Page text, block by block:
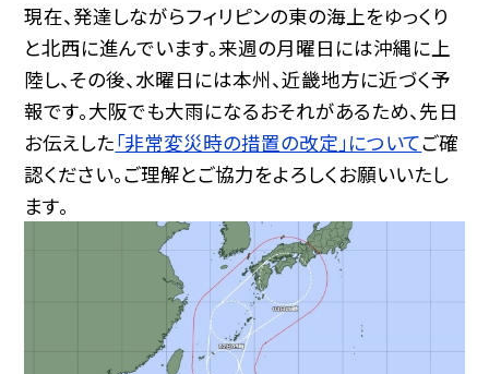
現在、発達しながらフィリピンの東の海上をゆっくり
と北西に進んでいます。来週の月曜日には沖縄に上
陸し、その後、水曜日には本州、近畿地方に近づく予
報です。大阪でも大雨になるおそれがあるため、先日
お伝えした「非常変災時の措置の改定」についてご確
認ください。ご理解とご協力をよろしくお願いいたし
ます。